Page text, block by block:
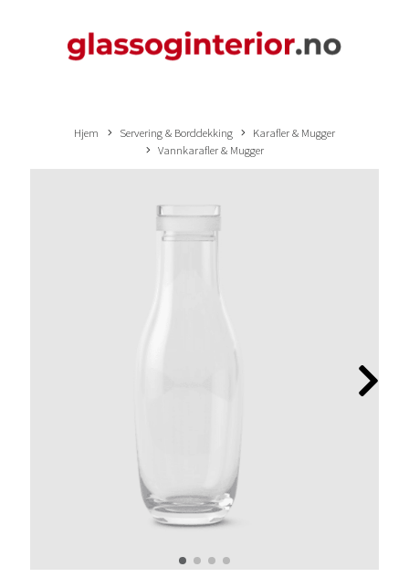
Hjem Servering & Borddekking
Karafler & Mugger
Vannkarafler & Mugger